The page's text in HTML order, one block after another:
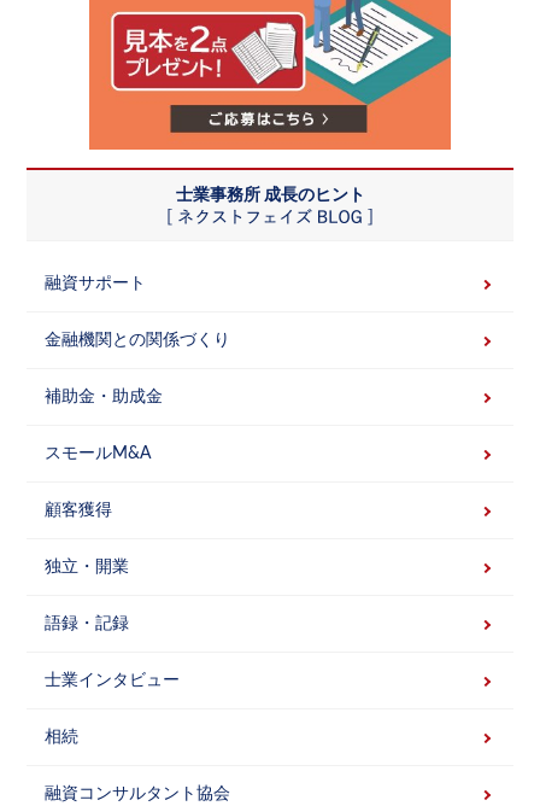
士業事務所 成長のヒント
融資サポート
金融機関との関係づくり
補助金・助成金
スモールM&A
顧客獲得
独立・開業
語録・記録
士業インタビュー
相続
融資コンサルタント協会